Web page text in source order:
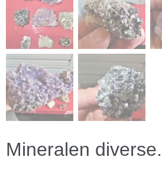
Mineralen diverse.